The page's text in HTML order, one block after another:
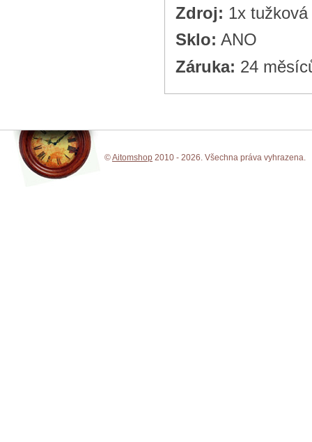
Zdroj: 1x
Sklo: ANO
Záruka: 24
©Aitomshop 2010 - 2026. Všechna práva vyhrazena.